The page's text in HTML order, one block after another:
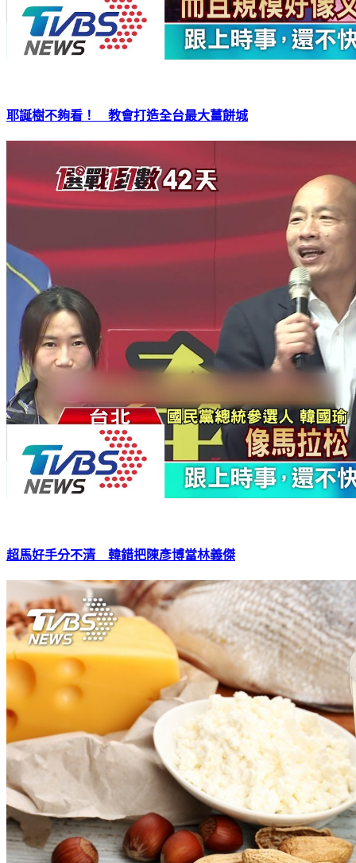
耶誕樹不夠看！ 教會打造全台最大薑餅城
超馬好手分不清 韓錯把陳彥博當林義傑